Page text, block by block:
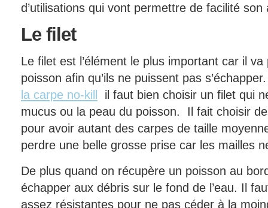
d’utilisations qui vont permettre de facilité
Lefilet
Le filet est l’élément le plus important car il
poisson afin qu’ils ne puissent pas
la carpe no-kill
il faut bien choisir un filet qui
mucus ou la peau du poisson. Il fait choisir
pour avoir autant des carpes de taille
perdre une belle grosse prise car les mailles
De plus quand on récupère un poisson au
échapper aux débris sur le fond de l’eau. Il
assez résistantes pour ne pas céder à la